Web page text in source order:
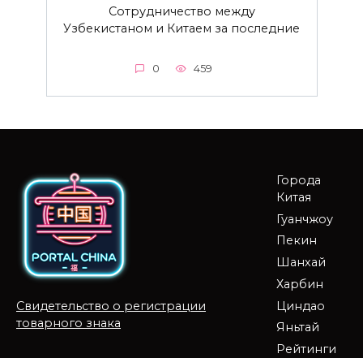
Сотрудничество между
Узбекистаном и Китаем за последние
0 459
Свидетельство о регистрации
товарного знака
Города
Китая
Гуанчжоу
Пекин
Шанхай
Харбин
Циндао
Яньтай
Рейтинги